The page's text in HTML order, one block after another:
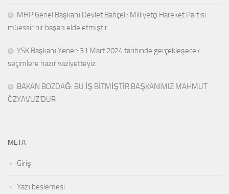
MHP Genel Başkanı Devlet Bahçeli: Milliyetçi Hareket Partisi
müessir bir başarı elde etmiştir
YSK Başkanı Yener: 31 Mart 2024 tarihinde gerçekleşecek
seçimlere hazır vaziyetteyiz
BAKAN BOZDAĞ: BU İŞ BİTMİŞTİR BAŞKANIMIZ MAHMUT
ÖZYAVUZ’DUR
META
Giriş
Yazı beslemesi